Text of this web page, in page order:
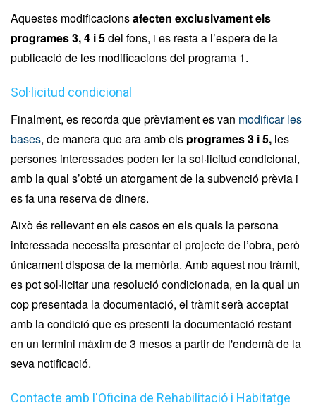
Aquestes modificacionsafecten exclusivament els
programes 3, 4 i 5del fons, i es resta a l’espera de la
publicació de les modificacions del programa 1.
Sol·licitud condicional
Finalment, es recorda que prèviament es van modificar les
bases, de manera que ara amb els programes 3 i 5, les
persones interessades poden fer la sol·licitud condicional,
amb la qual s’obté un atorgament de la subvenció prèvia i
es fa una reserva de diners.
Això és rellevant en els casos en els quals la persona
interessada necessita presentar el projecte de l’obra, però
únicament disposa de la memòria. Amb aquest nou tràmit,
es pot sol·licitar una resolució condicionada, en la qual un
cop presentada la documentació, el tràmit serà acceptat
amb la condició que es presenti la documentació restant
en un termini màxim de 3 mesos a partir de l'endemà de la
seva notificació.
Contacte amb l'Oficina de Rehabilitació i Habitatge